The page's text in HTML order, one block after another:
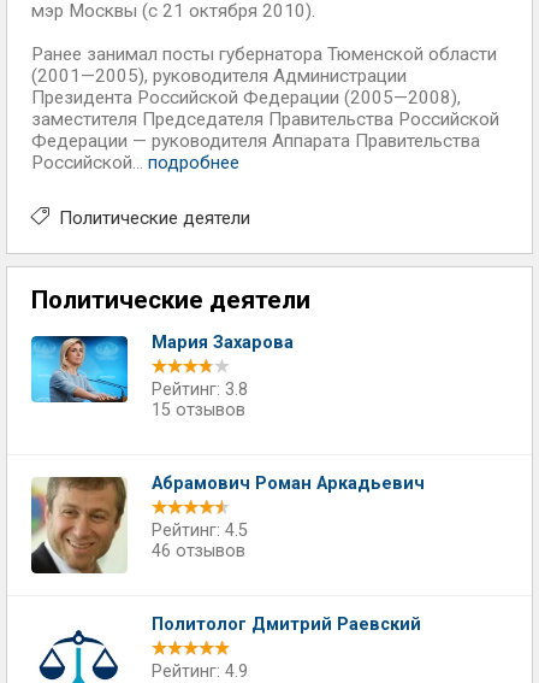
мэр Москвы (с 21 октября 2010).
Ранее занимал посты губернатора Тюменской области
(2001—2005), руководителя Администрации
Президента Российской Федерации (2005—2008),
заместителя Председателя Правительства Российской
Федерации — руководителя Аппарата Правительства
Российской... подробнее
Политические деятели
Политические деятели
Мария Захарова
Рейтинг: 3.8
15 отзывов
Абрамович Роман Аркадьевич
Рейтинг: 4.5
46 отзывов
Политолог Дмитрий Раевский
Рейтинг: 4.9